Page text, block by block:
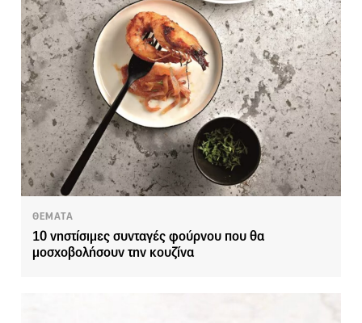
ΘΕΜΑΤΑ
10 νηστίσιμες συνταγές φούρνου που θα
μοσχοβολήσουν την κουζίνα